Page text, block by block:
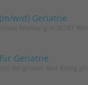
w/d) Geriatrie
Geriatrie